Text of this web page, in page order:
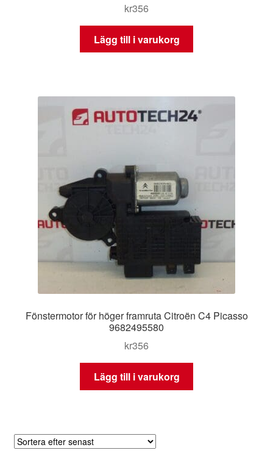
kr356
Lägg till i varukorg
Fönstermotor för höger framruta Citroën C4 Picasso
9682495580
kr356
Lägg till i varukorg